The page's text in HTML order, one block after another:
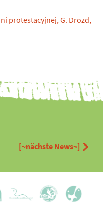
protestacyjnej, G. Drozd,
[~nächste News~]